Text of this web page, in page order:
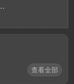
查看全部